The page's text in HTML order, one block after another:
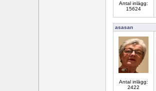
Antal inlägg:
15624
asasan
Antal inlägg:
2422